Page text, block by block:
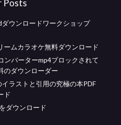
Posts
ダウンロードワークショップ
ームカラオケ無料ダウンロード
ンバーターmp4ブロックされて
のダウンローダー
ラストと引用の究極の本PDF
ド
ダウンロード